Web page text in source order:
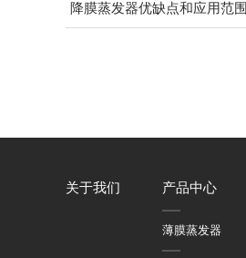
降膜蒸发器优缺点和应用范围
关于我们 产品中心
薄膜蒸发器